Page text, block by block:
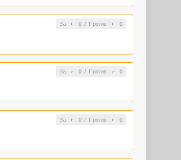
За 0/ Против 0
За 0/ Против 0
За 0/ Против 0